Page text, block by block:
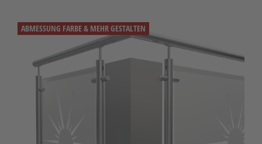
ABMESSUNG FARBE & MEHR GESTALTEN